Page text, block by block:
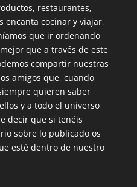
restaurantes,
encanta cocinar y viajar,
que ir ordenando
que a través de este
compartir nuestras
amigos que, cuando
quieren saber
y a todo el universo
decir que si tenéis
sobre lo publicado os
esté dentro de nuestro